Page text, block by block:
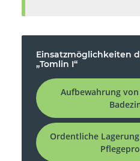
Einsatzmöglichkeiten
„Tomlin I“
Aufbewahrung
Ordentliche